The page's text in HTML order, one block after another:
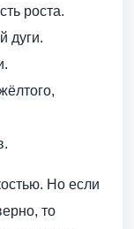
роста.
дуги.
Но если
то